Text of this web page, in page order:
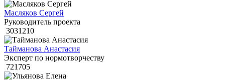
Масляков Сергей
Руководитель проекта
3031210
Тайманова Анастасия
Эксперт по нормотворчеству
721705